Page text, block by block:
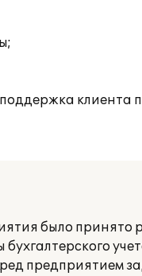
клиента
было
предприятием